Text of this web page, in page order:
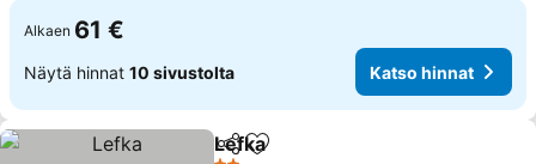
Alkaen 61 €
Näytä hinnat 10 sivustolta Katso hinnat
Jaa Lisää suosikkeihin
Lefka